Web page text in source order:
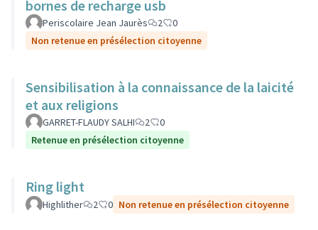
bornes de recharge usb
Periscolaire Jean Jaurès 2
0
Non retenue en présélection citoyenne
Sensibilisation à la connaissance de la laicité
et aux religions
GARRET-FLAUDY SALHI 2
0
Retenue en présélection citoyenne
Ring light
Highlither 2 0 Non retenue en présélection citoyenne